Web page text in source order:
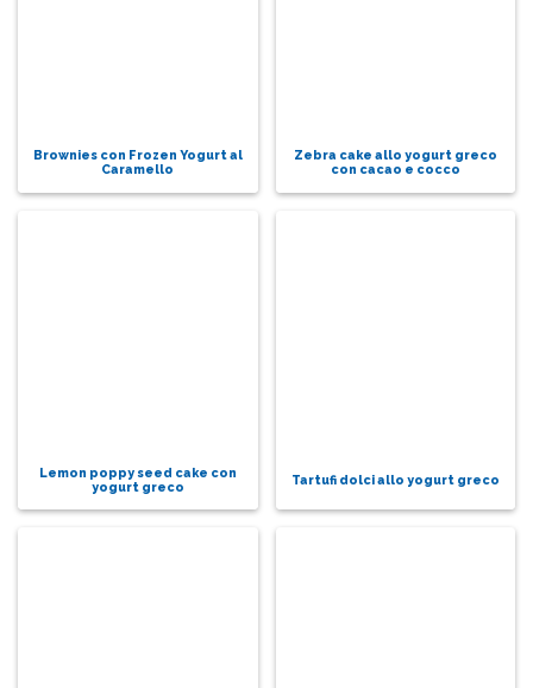
Brownies con Frozen Yogurt al
Caramello
Zebra cake allo yogurt greco
con cacao e cocco
Lemon poppy seed cake con
yogurt greco
Tartufi dolci allo yogurt greco